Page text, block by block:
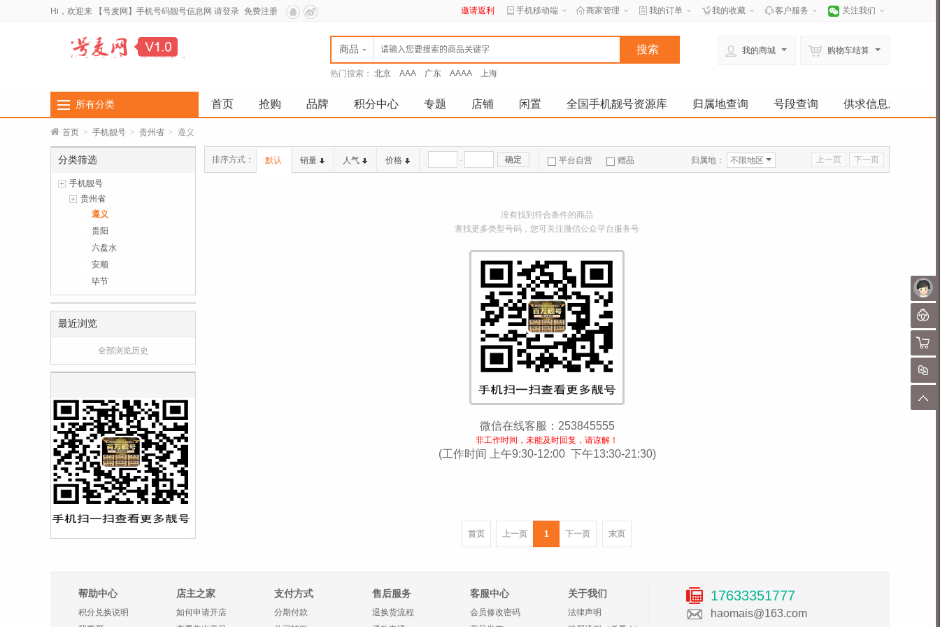
未
聊
购物
对
顶
Hi，欢迎来 【号麦网】手机号码靓号信息网 请登录 免费注册 邀请返利 手机移动端 商家管理 我的订单 我的收藏 客户服务 关注我们
商品
热门搜索： 北京 AAA 广东 AAAA 上海
我的商城 购物车结算
所有分类 首页 抢购 品牌 积分中心 专题 店铺 闲置 全国手机靓号资源库 归属地查询 号段查询 供求信息发布
首页 > 手机靓号 > 贵州省 > 遵义
分类筛选
手机靓号
贵州省
遵义
贵阳
六盘水
安顺
毕节
最近浏览
全部浏览历史
上一页 下一页
排序方式： 默认 销量 人气 价格 - 确定 平台自营 赠品 归属地： 不限地区
没有找到符合条件的商品
查找更多类型号码，您可关注微信公众平台服务号
微信在线客服：253845555
非工作时间，未能及时回复，请谅解！
(工作时间 上午9:30-12:00 下午13:30-21:30)
首页 上一页 1 下一页 末页
帮助中心
积分兑换说明
店主之家
如何申请开店
支付方式
分期付款
售后服务
退换货流程
客服中心
会员修改密码
关于我们
法律声明
17633351777
haomais@163.com